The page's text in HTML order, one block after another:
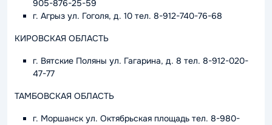
905-876-25-59
г. Агрыз ул. Гоголя, д. 10 тел. 8-912-740-76-68
КИРОВСКАЯ ОБЛАСТЬ
г. Вятские Поляны ул. Гагарина, д. 8 тел. 8-912-020-
47-77
ТАМБОВСКАЯ ОБЛАСТЬ
г. Моршанск ул. Октябрьская площадь тел. 8-980-